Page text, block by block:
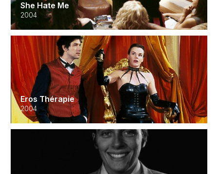
She Hate Me
2004
Eros Thérapie
2004